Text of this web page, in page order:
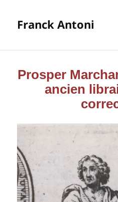
Franck Antoni
Prosper
ancien